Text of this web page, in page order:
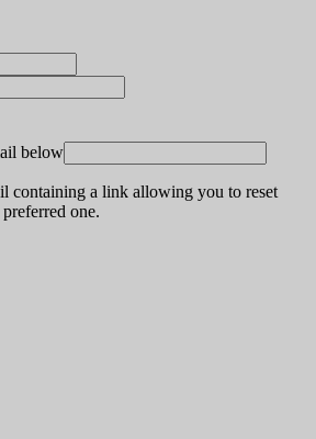
below
containing a link allowing you to reset
one.